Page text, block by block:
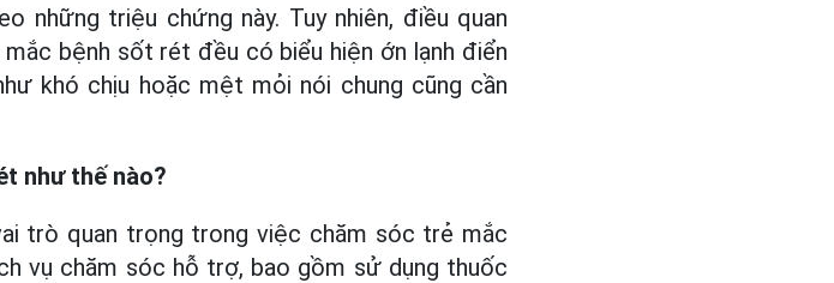
những triệu chứng này. Tuy nhiên, điều quan
bệnh sốt rét đều có biểu hiện ớn lạnh điển
khó chịu hoặc mệt mỏi nói chung cũng cần
như thế nào?
trò quan trọng trong việc chăm sóc trẻ mắc
vụ chăm sóc hỗ trợ, bao gồm sử dụng thuốc